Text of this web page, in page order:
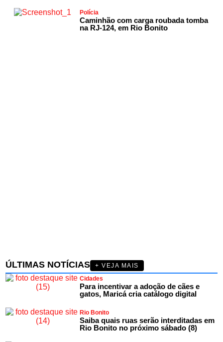
Polícia
Caminhão com carga roubada tomba
na RJ-124, em Rio Bonito
ÚLTIMAS NOTÍCIAS
+ VEJA MAIS
Cidades
Para incentivar a adoção de cães e
gatos, Maricá cria catálogo digital
Rio Bonito
Saiba quais ruas serão interditadas em
Rio Bonito no próximo sábado (8)